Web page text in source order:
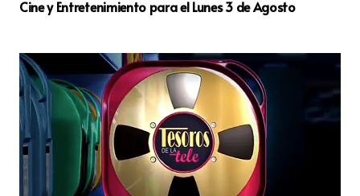
Cine y Entretenimiento para el Lunes 3 de Agosto